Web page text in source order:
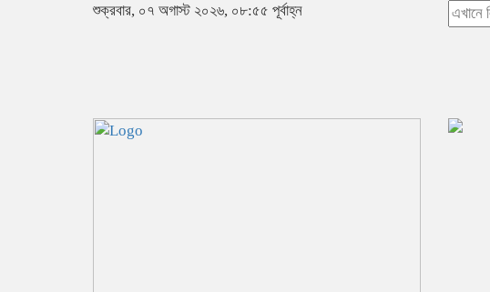
শুক্রবার, ০৭ অগাস্ট ২০২৬, ০৮:৫৫ পূর্বাহ্ন